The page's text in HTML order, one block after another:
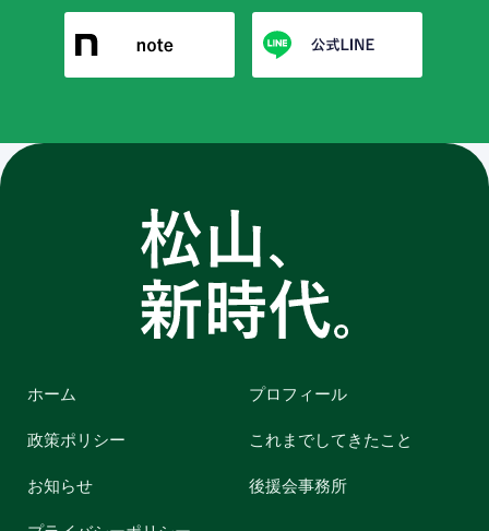
ホーム プロフィール
政策ポリシー これまでしてきたこと
お知らせ 後援会事務所